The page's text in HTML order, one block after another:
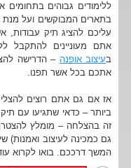
ללימודים גבוהים
בתארים המבוקשים ועל מנת
עליכם להציג תיק עבודות,
אתם מעוניינים להתקבל
בעיצוב אופנה – הדרישה
אתכם בכל אשר תפנו.
אז אם גם אתם רוצים
ביותר – כדאי שתגיעו עם
זה בהצלחה – מומלץ
גם כמכינה לעיצוב ואמנות)
המשך דרככם. בואו לקרוא